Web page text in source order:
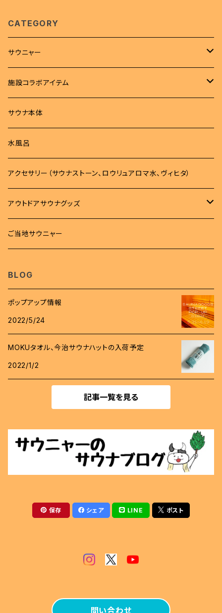
CATEGORY
サウニャー
アパレル
Tシャツ
ロンT
サウナハット
サウナマット
バッグ
バッグ
サコッシュ
タオル
MOKUタオル
雑貨
キーホルダー
バッジ
ワッペン
ぬいぐるみ
施設コラボアイテム
Tシャツ
サウナハット
タオル
雑貨
サウナマット
サウナ本体
水風呂
アクセサリー（サウナストーン、ロウリュアロマ水、ヴィヒタ）
アウトドアサウナグッズ
柄杓
斧
テントサウナ
サウナベンチ
火ばさみ
ご当地サウニャー
BLOG
ポップアップ情報
2022/5/24
MOKUタオル、今治サウナハットの入荷予定
2022/1/2
記事一覧を見る
保存 シェア LINE ポスト
問い合わせ